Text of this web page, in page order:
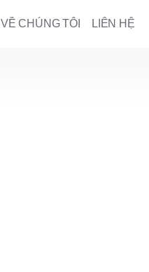
VỀ CHÚNG TÔI LIÊN HỆ